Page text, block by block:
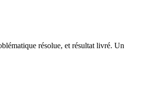
résolue, et résultat livré. Un